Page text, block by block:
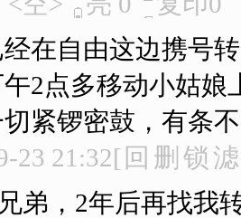
在自由这边携号
2点多移动小姑娘
紧锣密鼓，有条
23 21:32[ 回 删 锁 滤
弟，2年后再找我